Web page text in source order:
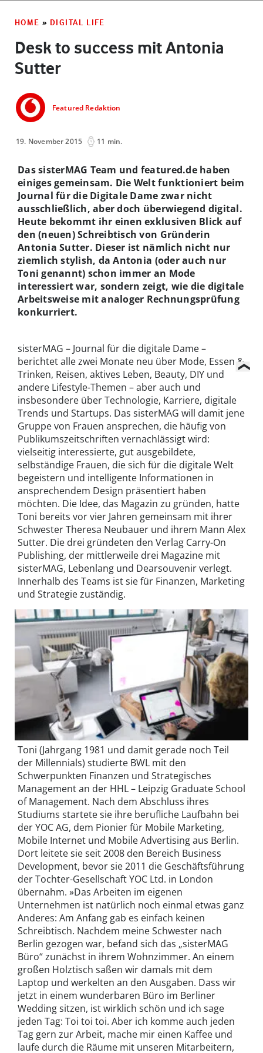
HOME » DIGITAL LIFE
Desk to success mit Antonia
Sutter
Featured Redaktion
19. November 2015 11 min.
Das sisterMAG Team und featured.de haben
einiges gemeinsam. Die Welt funktioniert beim
Journal für die Digitale Dame zwar nicht
ausschließlich, aber doch überwiegend digital.
Heute bekommt ihr einen exklusiven Blick auf
den (neuen) Schreibtisch von Gründerin
Antonia Sutter. Dieser ist nämlich nicht nur
ziemlich stylish, da Antonia (oder auch nur
Toni genannt) schon immer an Mode
interessiert war, sondern zeigt, wie die digitale
Arbeitsweise mit analoger Rechnungsprüfung
konkurriert.
sisterMAG – Journal für die digitale Dame –
berichtet alle zwei Monate neu über Mode, Essen &
Trinken, Reisen, aktives Leben, Beauty, DIY und
andere Lifestyle-Themen – aber auch und
insbesondere über Technologie, Karriere, digitale
Trends und Startups. Das sisterMAG will damit jene
Gruppe von Frauen ansprechen, die häufig von
Publikumszeitschriften vernachlässigt wird:
vielseitig interessierte, gut ausgebildete,
selbständige Frauen, die sich für die digitale Welt
begeistern und intelligente Informationen in
ansprechendem Design präsentiert haben
möchten. Die Idee, das Magazin zu gründen, hatte
Toni bereits vor vier Jahren gemeinsam mit ihrer
Schwester Theresa Neubauer und ihrem Mann Alex
Sutter. Die drei gründeten den Verlag Carry-On
Publishing, der mittlerweile drei Magazine mit
sisterMAG, Lebenlang und Dearsouvenir verlegt.
Innerhalb des Teams ist sie für Finanzen, Marketing
und Strategie zuständig.
Toni (Jahrgang 1981 und damit gerade noch Teil
der Millennials) studierte BWL mit den
Schwerpunkten Finanzen und Strategisches
Management an der HHL – Leipzig Graduate School
of Management. Nach dem Abschluss ihres
Studiums startete sie ihre berufliche Laufbahn bei
der YOC AG, dem Pionier für Mobile Marketing,
Mobile Internet und Mobile Advertising aus Berlin.
Dort leitete sie seit 2008 den Bereich Business
Development, bevor sie 2011 die Geschäftsführung
der Tochter-Gesellschaft YOC Ltd. in London
übernahm. »Das Arbeiten im eigenen
Unternehmen ist natürlich noch einmal etwas ganz
Anderes: Am Anfang gab es einfach keinen
Schreibtisch. Nachdem meine Schwester nach
Berlin gezogen war, befand sich das „sisterMAG
Büro“ zunächst in ihrem Wohnzimmer. An einem
großen Holztisch saßen wir damals mit dem
Laptop und werkelten an den Ausgaben. Dass wir
jetzt in einem wunderbaren Büro im Berliner
Wedding sitzen, ist wirklich schön und ich sage
jeden Tag: Toi toi toi. Aber ich komme auch jeden
Tag gern zur Arbeit, mache mir einen Kaffee und
laufe durch die Räume mit unseren Mitarbeitern,